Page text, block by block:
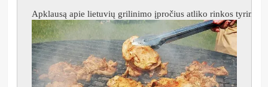
Apklausą apie lietuvių grilinimo įpročius atliko rinkos tyrimų